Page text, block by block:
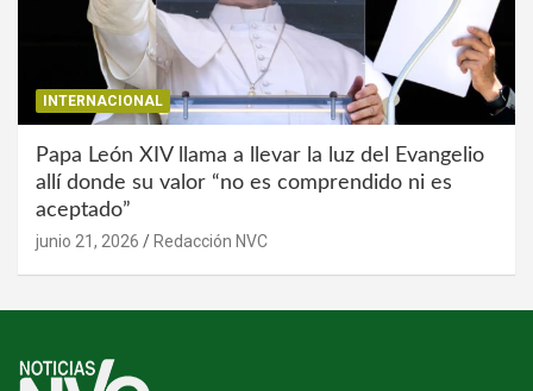
INTERNACIONAL
Papa León XIV llama a llevar la luz del Evangelio
allí donde su valor “no es comprendido ni es
aceptado”
junio 21, 2026 Redacción NVC